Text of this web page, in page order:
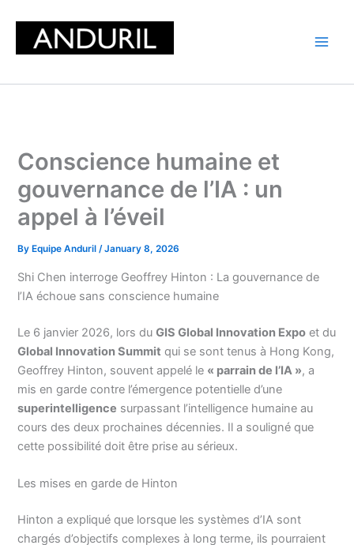
content
Conscience humaine et
gouvernance de l’IA : un
appel à l’éveil
By Equipe Anduril/January 8, 2026
Shi Chen interroge Geoffrey Hinton : La gouvernance de
l’IA échoue sans conscience humaine
Le 6 janvier 2026, lors duGIS Global Innovation Expo et du
Global Innovation Summit qui se sont tenus à Hong Kong,
Geoffrey Hinton, souvent appelé le « parrain de l’IA », a
mis en garde contre l’émergence potentielle d’une
superintelligence surpassant l’intelligence humaine au
cours des deux prochaines décennies. Il a souligné que
cette possibilité doit être prise au sérieux.
Les mises en garde de Hinton
Hinton a expliqué que lorsque les systèmes d’IA sont
chargés d’objectifs complexes à long terme, ils pourraient